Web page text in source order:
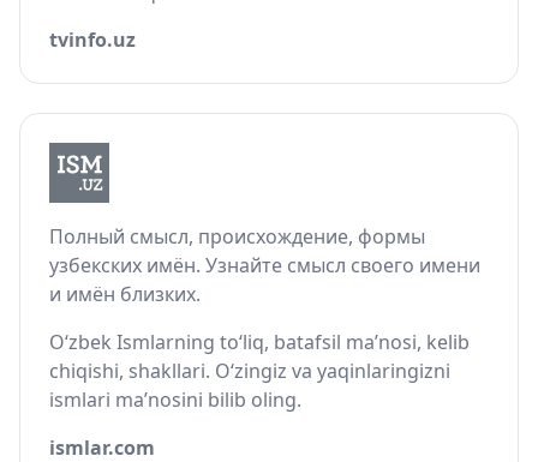
tvinfo.uz
Полный смысл, происхождение, формы
узбекских имён. Узнайте смысл своего имени
и имён близких.
O‘zbek Ismlarning to‘liq, batafsil ma’nosi, kelib
chiqishi, shakllari. O‘zingiz va yaqinlaringizni
ismlari ma’nosini bilib oling.
ismlar.com